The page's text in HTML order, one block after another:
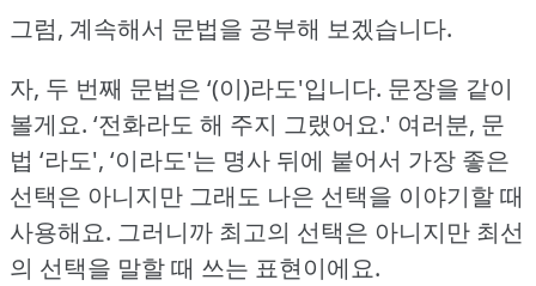
그럼, 계속해서 문법을 공부해 보겠습니다.
자, 두 번째 문법은 ‘(이)라도'입니다. 문장을 같이
볼게요. ‘전화라도 해 주지 그랬어요.' 여러분, 문
법 ‘라도', ‘이라도'는 명사 뒤에 붙어서 가장 좋은
선택은 아니지만 그래도 나은 선택을 이야기할 때
사용해요. 그러니까 최고의 선택은 아니지만 최선
의 선택을 말할 때 쓰는 표현이에요.